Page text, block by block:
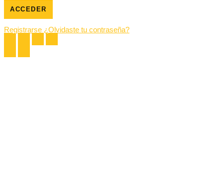
Registrarse ¿Olvidaste tu contraseña?